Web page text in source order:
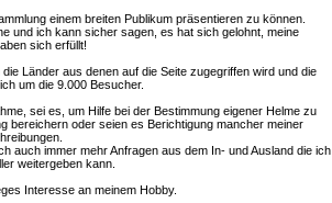
einem breiten Publikum präsentieren zu können.
und ich kann sicher sagen, es hat sich gelohnt, meine
sich erfüllt!
Länder aus denen auf die Seite zugegriffen wird und die
um die 9.000 Besucher.
sei es, um Hilfe bei der Bestimmung eigener Helme zu
bereichern oder seien es Berichtigung mancher meiner
auch immer mehr Anfragen aus dem In- und Ausland die ich
weitergeben kann.
Interesse an meinem Hobby.